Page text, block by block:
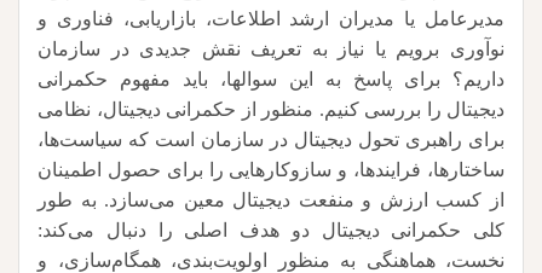
مدیرعامل یا مدیران ارشد اطلاعات، بازاریابی، فناوری و
نوآوری برویم یا نیاز به تعریف نقش جدیدی در سازمان
داریم؟ برای پاسخ به این سوالها، باید مفهوم حکمرانی
دیجیتال را بررسی کنیم. منظور از حکمرانی دیجیتال، نظامی
برای راهبری تحول دیجیتال در سازمان است که سیاست‌ها،
ساختارها، فرایندها، و سازوکارهایی را برای حصول اطمینان
از کسب ارزش و منفعت دیجیتال معین می‌سازد. به طور
کلی حکمرانی دیجیتال دو هدف اصلی را دنبال می‌کند:
نخست، هماهنگی به منظور اولویت‌بندی، همگام‌سازی، و